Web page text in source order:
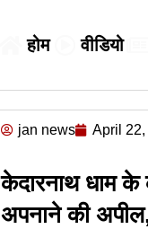
होम वीडियो
jan news April
केदारनाथ धाम
अपनाने की